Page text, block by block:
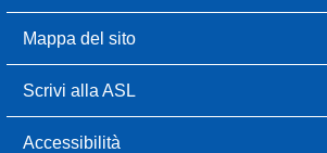
Mappa del sito
Scrivi alla ASL
Accessibilità